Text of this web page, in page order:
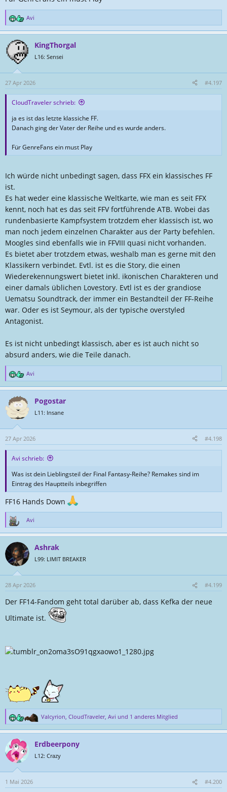
R
e
k
t
o
n
Avi
KingThorgal
L16: Sensei
27 Apr 2026 #4.197
CloudTraveler schrieb:
ja es ist das letzte klassiche FF.
Danach ging der Vater der Reihe und es wurde anders.
Für GenreFans ein must Play
Ich würde nicht unbedingt sagen, dass FFX ein klassisches FF
ist.
Es hat weder eine klassische Weltkarte, wie man es seit FFX
kennt, noch hat es das seit FFV fortführende ATB. Wobei das
rundenbasierte Kampfsystem trotzdem eher klassisch ist, wo
man noch jedem einzelnen Charakter aus der Party befehlen.
Moogles sind ebenfalls wie in FFVIII quasi nicht vorhanden.
Es bietet aber trotzdem etwas, weshalb man es gerne mit den
Klassikern verbindet. Evtl. ist es die Story, die einen
Wiederekennungswert bietet inkl. ikonischen Charakteren und
einer damals üblichen Lovestory. Evtl ist es der grandiose
Uematsu Soundtrack, der immer ein Bestandteil der FF-Reihe
war. Oder es ist Seymour, als der typische overstyled
Antagonist.
Es ist nicht unbedingt klassisch, aber es ist auch nicht so
absurd anders, wie die Teile danach.
R
e
k
t
o
n
e
Avi
Pogostar
L11: Insane
27 Apr 2026 #4.198
Avi schrieb:
Was ist dein Lieblingsteil der Final Fantasy-Reihe? Remakes sind im
Eintrag des Hauptteils inbegriffen
FF16 Hands Down
R
e
k
t
o
n
n
Avi
Ashrak
L99: LIMIT BREAKER
28 Apr 2026 #4.199
Der FF14-Fandom geht total darüber ab, dass Kefka der neue
Ultimate ist.
R
e
k
t
o
n
e
Valcyrion, CloudTraveler, Avi und 1 anderes Mitglied
Erdbeerpony
L12: Crazy
1 Mai 2026 #4.200